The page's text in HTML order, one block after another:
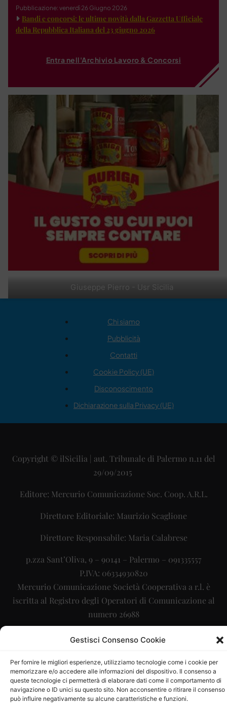
Gestisci Consenso Cookie
Per fornire le migliori esperienze, utilizziamo tecnologie come i cookie per
memorizzare e/o accedere alle informazioni del dispositivo. Il consenso a
queste tecnologie ci permetterà di elaborare dati come il comportamento di
navigazione o ID unici su questo sito. Non acconsentire o ritirare il consenso
può influire negativamente su alcune caratteristiche e funzioni.
Giuseppe Pierro - Usr Sicilia
Pubblicazione: venerdì 26 Giugno 2026
Bandi e concorsi: le ultime novità dalla Gazzetta Ufficiale
della Repubblica Italiana del 23 giugno 2026
Entra nell'Archivio Lavoro & Concorsi
Chi siamo
Pubblicità
Contatti
Cookie Policy (UE)
Disconoscimento
Dichiarazione sulla Privacy (UE)
Copyright © ilSicilia | aut. Tribunale di Palermo n.11 del
29/09/2015
Editore: Mercurio Comunicazione Soc. Coop. A.R.L.
Direttore Editoriale: Maurizio Scaglione
Direttore Responsabile: Maria Calabrese
p.zza Sant’Oliva, 9 – 90141 – Palermo – 091335557
P.IVA: 06334930820
Mercurio Comunicazione Società Cooperativa a r.l. è
iscritta al Registro degli Operatori di Comunicazione al
numero 26988
Sito gestito da La Digitale srl – info@ladigitale.it